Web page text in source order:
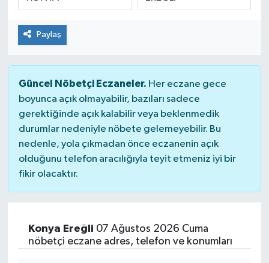
Paylaş
Güncel Nöbetçi Eczaneler. Her eczane gece
boyunca açık olmayabilir, bazıları sadece
gerektiğinde açık kalabilir veya beklenmedik
durumlar nedeniyle nöbete gelemeyebilir. Bu
nedenle, yola çıkmadan önce eczanenin açık
olduğunu telefon aracılığıyla teyit etmeniz iyi bir
fikir olacaktır.
Konya Ereğli 07 Ağustos 2026 Cuma
nöbetçi eczane adres, telefon ve konumları